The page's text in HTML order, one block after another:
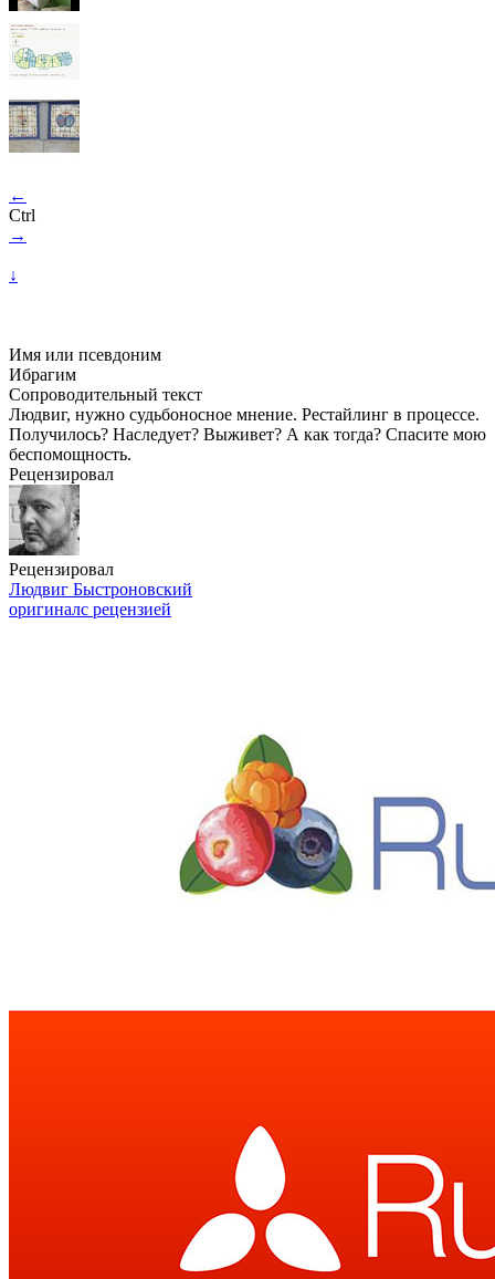
←
Ctrl
→
↓
Имя или псевдоним
Ибрагим
Сопроводительный текст
Людвиг, нужно судьбоносное мнение. Рестайлинг в процессе.
Получилось? Наследует? Выживет? А как тогда? Спасите мою
беспомощность.
Рецензировал
Рецензировал
Людвиг Быстроновский
оригиналс рецензией